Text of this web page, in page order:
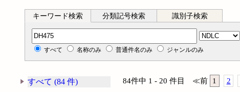
キーワード検索 分類記号検索 識別子検索
分類記号検索
すべて 名称のみ 普通件名のみ ジャンルのみ
すべて (84 件)
84件中 1 - 20 件目 ≪前 1 2